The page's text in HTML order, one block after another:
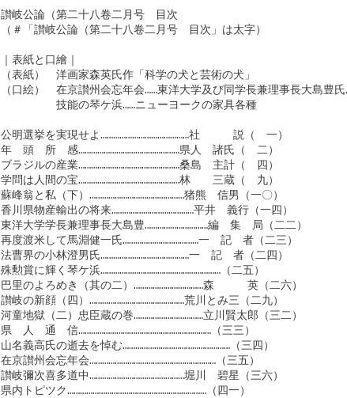
讃岐公論（第二十八卷二月号　目次
（＃「讃岐公論（第二十八卷二月号　目次」は太字）
｜表紙と口繪｜
（表紙）　洋画家森英氏作「科学の犬と芸術の犬」
（口絵）　在京讃州会忘年会……東洋大学及び同学長兼理事長大島豊
技能の琴ケ浜……ニューヨークの家具各種
公明選挙を実現せよ……………………………………社　　　説（　一）
年　頭　所　感…………………………………………県人　諸氏（　二）
ブラジルの産業…………………………………………桑島　主計（　四）
学問は人間の宝…………………………………………林　　三蔵（　九）
蘇峰翁と私（下）………………………………………猪熊　信男（一〇）
香川県物産輸出の将来…………………………………平井　義行（一四）
東洋大学学長兼理事長大島豊…………………………編　集　局（二二）
再度渡米して馬淵健一氏………………………………一　記　者（二三）
法曹界の小林澄男氏……………………………………一　記　者（二四）
殊勲賞に輝く琴ケ浜…………………………………………………（二五）
巴里のよろめき（其の二）……………………………森　　　英（二六）
讃岐の新顔（四）………………………………………荒川とみ三（二九）
河童地獄（二）忠臣蔵の巻……………………………立川賢太郎（三二）
県　人　通　信………………………………………………………（三三）
山名義高氏の逝去を悼む……………………………………………（三四）
在京讃州会忘年会……………………………………………………（三五）
讃岐彌次喜多道中………………………………………堀川　碧星（三六）
県内トピツク…………………………………………………………（四一）